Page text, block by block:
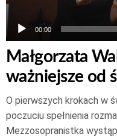
00:00
Małgorzata
ważniejsze od
O pierwszych krokach w
poczuciu spełnienia
Mezzosopranistka